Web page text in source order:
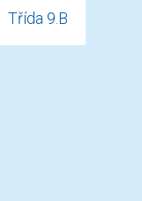
Třída 9.B